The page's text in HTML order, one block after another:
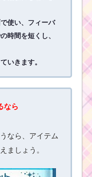
が1プレイで65
上を出す方法
作るコツは1種類
残す
合計で250万点
法
使い、フィーバ
時間を短くし、
いきます。
なら
なら、アイテム
ましょう。